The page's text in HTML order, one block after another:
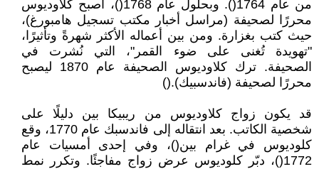
من عام 1764(). وبحلول عام 1768()، أصبح كلاوديوس
محررًا لصحيفة (مراسل أخبار مكتب تسجيل هامبورغ)،
حيث كتب بغزارة. ومن بين أعماله الأكثر شهرةً وتأثيرًا،
"تهويدة تُغنى على ضوء القمر"، التي نُشرت في
الصحيفة. ترك كلاوديوس الصحيفة عام 1870 ليصبح
محررًا لصحيفة (فاندسبيك).()
قد يكون زواج كلاوديوس من ريبيكا بين دليلًا على
شخصية الكاتب. بعد انتقاله إلى فاندسبك عام 1770، وقع
كلوديوس في غرام بين()، وفي إحدى أمسيات عام
1772()، دبّر كلوديوس عرض زواج مفاجئًا. وتكرر نمط